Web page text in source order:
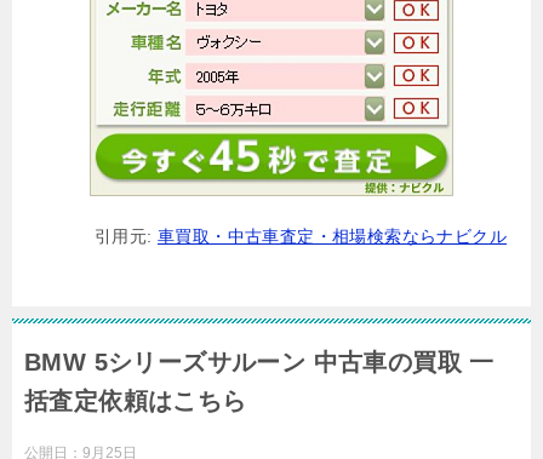
引用元: 車買取・中古車査定・相場検索ならナビクル
BMW 5シリーズサルーン 中古車の買取 一
括査定依頼はこちら
公開日： 9月25日